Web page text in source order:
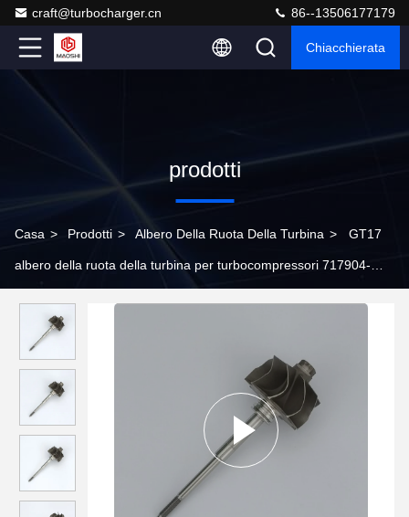
craft@turbocharger.cn 86--13506177179
Chiacchierata
prodotti
Casa > Prodotti > Albero Della Ruota Della Turbina > GT17
albero della ruota della turbina per turbocompressori 717904-